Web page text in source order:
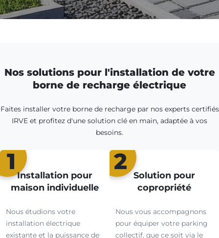
Nos solutions pour l'installation de votre
borne de recharge électrique
Faites installer votre borne de recharge par nos experts certifiés
IRVE et profitez d'une solution clé en main, adaptée à vos
besoins.
1
Installation pour
maison individuelle
Nous étudions votre
installation électrique
existante et la puissance de
2
Solution pour
copropriété
Nous vous accompagnons
pour équiper votre parking
collectif, que ce soit via le